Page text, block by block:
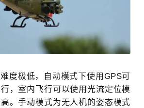
难度极低，自动模式下使用 GPS可
，室内飞行可以使用光流定位模
。手动模式为无人机的姿态模式